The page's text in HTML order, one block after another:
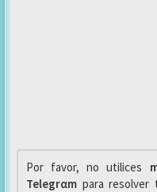
Por favor, no utilices
Telegrαm para resolver